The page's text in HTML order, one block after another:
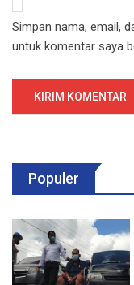
Simpan nama, email,
untuk komentar saya
Populer